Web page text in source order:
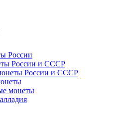
России
России и СССР
России и СССР
монеты